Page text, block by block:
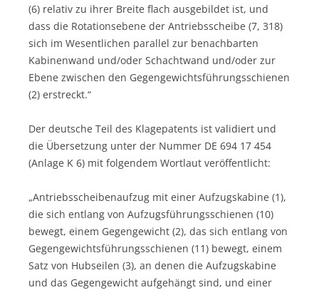
(6) relativ zu ihrer Breite flach ausgebildet ist, und
dass die Rotationsebene der Antriebsscheibe (7, 318)
sich im Wesentlichen parallel zur benachbarten
Kabinenwand und/oder Schachtwand und/oder zur
Ebene zwischen den Gegengewichtsführungsschienen
(2) erstreckt.“
Der deutsche Teil des Klagepatents ist validiert und
die Übersetzung unter der Nummer DE 694 17 454
(Anlage K 6) mit folgendem Wortlaut veröffentlicht:
„Antriebsscheibenaufzug mit einer Aufzugskabine (1),
die sich entlang von Aufzugsführungsschienen (10)
bewegt, einem Gegengewicht (2), das sich entlang von
Gegengewichtsführungsschienen (11) bewegt, einem
Satz von Hubseilen (3), an denen die Aufzugskabine
und das Gegengewicht aufgehängt sind, und einer